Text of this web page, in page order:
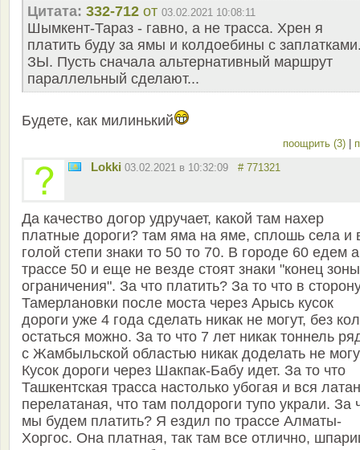
Цитата: 332-712 от 03.02.2021 10:08:11
Шымкент-Тараз - гавно, а не трасса. Хрен я
платить буду за ямы и колдоебины с
ЗЫ. Пусть сначала альтернативный маршрут
параллельный сделают...
Будете, как милинький
поощрить (3) |
Lokki 03.02.2021 в 10:32:09 # 771321
Да качество догор удручает, какой там нахер
платные дороги? там яма на яме, сплошь села и
голой степи знаки то 50 то 70. В городе 60 едем
трассе 50 и еще не везде стоят знаки "конец зоны
ограничения". За что платить? За то что в
Тамерлановки после моста через Арысь кусок
дороги уже 4 года сделать никак не могут, без
остаться можно. За то что 7 лет никак тоннель
с Жамбыльской областью никак доделать не
Кусок дороги через Шакпак-Бабу идет. За то что
Ташкентская трасса настолько убогая и вся
перелатаная, что там полдороги тупо украли. За
мы будем платить? Я ездил по трассе Алматы-
Хоргос. Она платная, так там все отлично,